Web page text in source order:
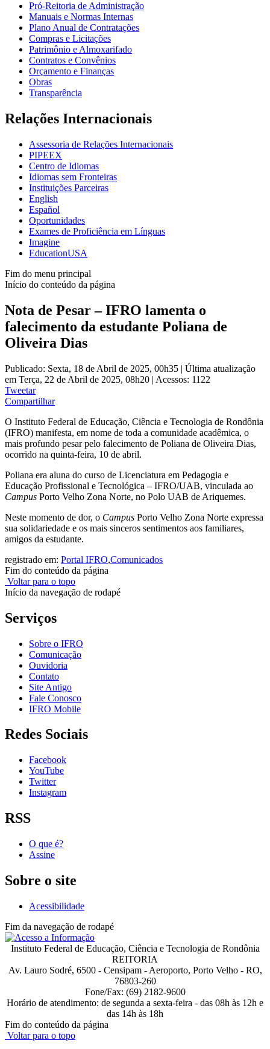
Pró-Reitoria de Administração
Manuais e Normas Internas
Plano Anual de Contratações
Compras e Licitações
Patrimônio e Almoxarifado
Contratos e Convênios
Orçamento e Finanças
Obras
Transparência
Relações Internacionais
Assessoria de Relações Internacionais
PIPEEX
Centro de Idiomas
Idiomas sem Fronteiras
Instituições Parceiras
English
Español
Oportunidades
Exames de Proficiência em Línguas
Imagine
EducationUSA
Fim do menu principal
Início do conteúdo da página
Nota de Pesar – IFRO lamenta o
falecimento da estudante Poliana de
Oliveira Dias
Publicado: Sexta, 18 de Abril de 2025, 00h35 | Última atualização
em Terça, 22 de Abril de 2025, 08h20 | Acessos: 1122
Tweetar
Compartilhar
O Instituto Federal de Educação, Ciência e Tecnologia de Rondônia
(IFRO) manifesta, em nome de toda a comunidade acadêmica, o
mais profundo pesar pelo falecimento de Poliana de Oliveira Dias,
ocorrido na quinta-feira, 10 de abril.
Poliana era aluna do curso de Licenciatura em Pedagogia e
Educação Profissional e Tecnológica – IFRO/UAB, vinculada ao
Campus Porto Velho Zona Norte, no Polo UAB de Ariquemes.
Neste momento de dor, o Campus Porto Velho Zona Norte expressa
sua solidariedade e os mais sinceros sentimentos aos familiares,
amigos da estudante.
registrado em: Portal IFRO,Comunicados
Fim do conteúdo da página
Voltar para o topo
Início da navegação de rodapé
Serviços
Sobre o IFRO
Comunicação
Ouvidoria
Contato
Site Antigo
Fale Conosco
IFRO Mobile
Redes Sociais
Facebook
YouTube
Twitter
Instagram
RSS
O que é?
Assine
Sobre o site
Acessibilidade
Fim da navegação de rodapé
Instituto Federal de Educação, Ciência e Tecnologia de Rondônia
REITORIA
Av. Lauro Sodré, 6500 - Censipam - Aeroporto, Porto Velho - RO,
76803-260
Fone/Fax: (69) 2182-9600
Horário de atendimento: de segunda a sexta-feira - das 08h às 12h e
das 14h às 18h
Fim do conteúdo da página
Voltar para o topo